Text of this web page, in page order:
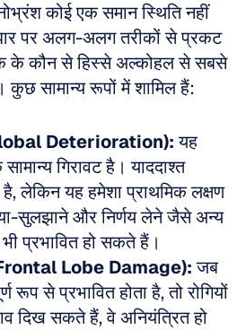
कोई एक समान स्थिति नहीं
पर अलग-अलग तरीकों से प्रकट
के कौन से हिस्से अल्कोहल से सबसे
कुछ सामान्य रूपों में शामिल हैं:
Deterioration): यह
सामान्य गिरावट है। याददाश्त
है, लेकिन यह हमेशा प्राथमिक लक्षण
सुलझाने और निर्णय लेने जैसे अन्य
प्रभावित हो सकते हैं।
Lobe Damage): जब
रूप से प्रभावित होता है, तो रोगियों
दिख सकते हैं, वे अनियंत्रित हो